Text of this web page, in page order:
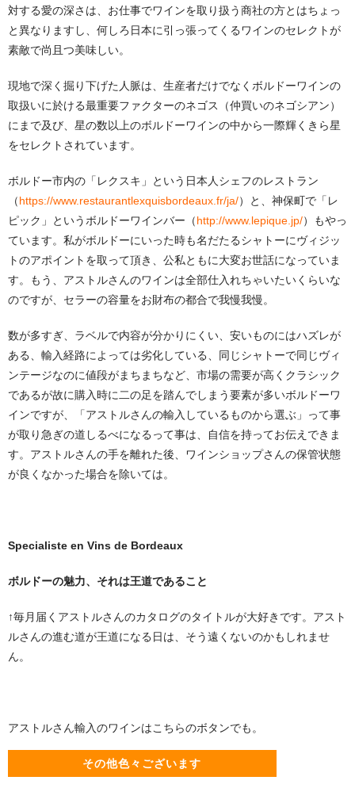
対する愛の深さは、お仕事でワインを取り扱う商社の方とはちょっ
と異なりますし、何しろ日本に引っ張ってくるワインのセレクトが
素敵で尚且つ美味しい。
現地で深く掘り下げた人脈は、生産者だけでなくボルドーワインの
取扱いに於ける最重要ファクターのネゴス（仲買いのネゴシアン）
にまで及び、星の数以上のボルドーワインの中から一際輝くきら星
をセレクトされています。
ボルドー市内の「レクスキ」という日本人シェフのレストラン
（https://www.restaurantlexquisbordeaux.fr/ja/）と、神保町で「レ
ピック」というボルドーワインバー（http://www.lepique.jp/）もやっ
ています。私がボルドーにいった時も名だたるシャトーにヴィジッ
トのアポイントを取って頂き、公私ともに大変お世話になっていま
す。もう、アストルさんのワインは全部仕入れちゃいたいくらいな
のですが、セラーの容量をお財布の都合で我慢我慢。
数が多すぎ、ラベルで内容が分かりにくい、安いものにはハズレが
ある、輸入経路によっては劣化している、同じシャトーで同じヴィ
ンテージなのに値段がまちまちなど、市場の需要が高くクラシック
であるが故に購入時に二の足を踏んでしまう要素が多いボルドーワ
インですが、「アストルさんの輸入しているものから選ぶ」って事
が取り急ぎの道しるべになるって事は、自信を持ってお伝えできま
す。アストルさんの手を離れた後、ワインショップさんの保管状態
が良くなかった場合を除いては。
Specialiste en Vins de Bordeaux
ボルドーの魅力、それは王道であること
↑毎月届くアストルさんのカタログのタイトルが大好きです。アスト
ルさんの進む道が王道になる日は、そう遠くないのかもしれませ
ん。
アストルさん輸入のワインはこちらのボタンでも。
その他色々ございます